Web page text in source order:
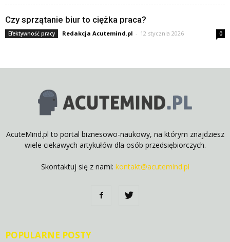
Czy sprzątanie biur to ciężka praca?
Efektywność pracy Redakcja Acutemind.pl - 12 stycznia 2026 0
AcuteMind.pl to portal biznesowo-naukowy, na którym znajdziesz
wiele ciekawych artykułów dla osób przedsiębiorczych.
Skontaktuj się z nami: kontakt@acutemind.pl
POPULARNE POSTY